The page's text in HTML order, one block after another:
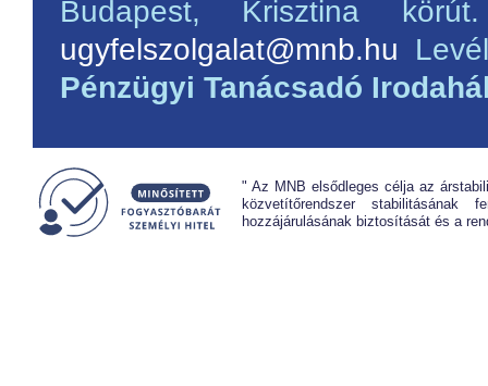
Budapest, Krisztina
ugyfelszolgalat@mnb.hu
Pénzügyi Tanácsadó
" Az MNB elsődleges célja az
közvetítőrendszer stabilitásának
hozzájárulásának biztosítását és a